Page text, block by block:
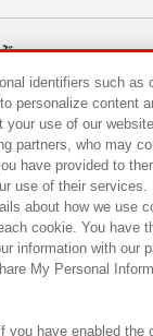
ン
テナビリティ サイ
ウェブアクセシビリテ
もに
応方針 よくあるご質
identifiers such as
personalize content
your use of our
partners, who may
have provided to
use of their
about how we use
cookie. You have
information with our
My Personal
you have enabled the